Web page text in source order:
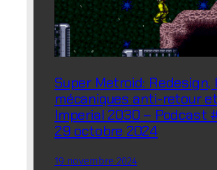
Super Metroid: Redesign,
mécaniques anti-retour et
Imperial 2030 – Podcast
29 octobre 2024
19 novembre 2024